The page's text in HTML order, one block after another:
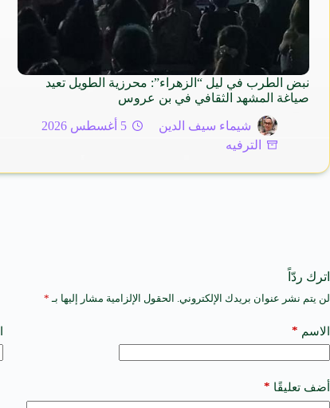
نبض الطرب في ليل “الزهراء”: محرزية الطويل تعيد
صياغة المشهد الثقافي في بن عروس
شيماء سيف الدين
5 أغسطس 2026
الترفيه
اترك ردّاً
لن يتم نشر عنوان بريدك الإلكتروني. الحقول الإلزامية مشار إليها بـ *
الاسم *
أضف تعليقًا *
A
t
e
a
t